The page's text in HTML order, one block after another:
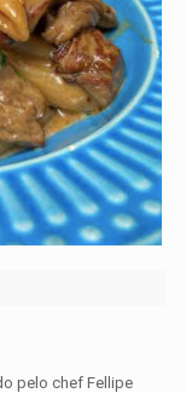
pelo chef Fellipe